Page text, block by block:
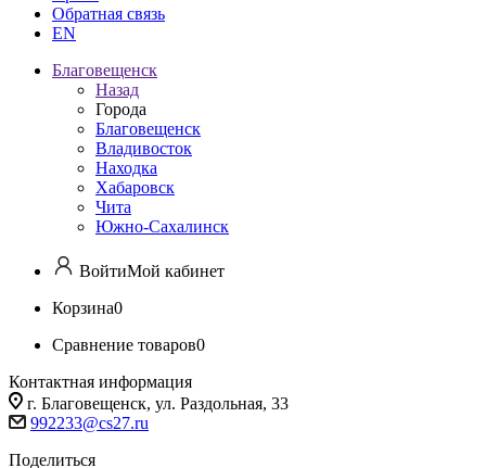
Обратная связь
EN
Благовещенск
Назад
Города
Благовещенск
Владивосток
Находка
Хабаровск
Чита
Южно-Сахалинск
ВойтиМой кабинет
Корзина0
Сравнение товаров0
Контактная информация
г. Благовещенск, ул. Раздольная, 33
992233@cs27.ru
Поделиться